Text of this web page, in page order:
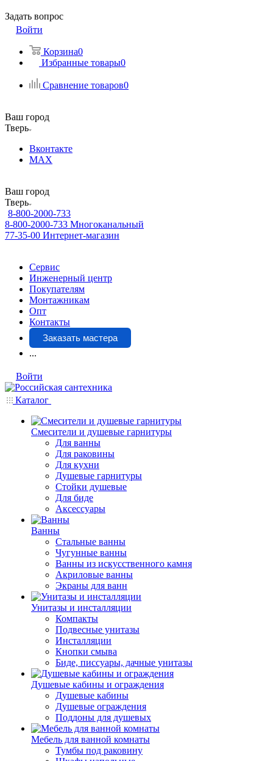
Задать вопрос
Войти
Корзина0
Избранные товары0
Сравнение товаров0
Ваш город
Тверь
Вконтакте
MAX
Ваш город
Тверь
8-800-2000-733
8-800-2000-733 Многоканальный
77-35-00 Интернет-магазин
Сервис
Инженерный центр
Покупателям
Монтажникам
Опт
Контакты
Заказать мастера
...
Войти
Каталог
Смесители и душевые гарнитуры
Для ванны
Для раковины
Для кухни
Душевые гарнитуры
Стойки душевые
Для биде
Аксессуары
Ванны
Стальные ванны
Чугунные ванны
Ванны из искусственного камня
Акриловые ванны
Экраны для ванн
Унитазы и инсталляции
Компакты
Подвесные унитазы
Инсталляции
Кнопки смыва
Биде, писсуары, дачные унитазы
Душевые кабины и ограждения
Душевые кабины
Душевые ограждения
Поддоны для душевых
Мебель для ванной комнаты
Тумбы под раковину